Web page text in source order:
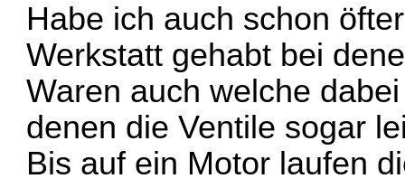
Habe ich auch schon
Werkstatt gehabt bei
Waren auch welche
denen die Ventile sogar
Bis auf ein Motor laufen